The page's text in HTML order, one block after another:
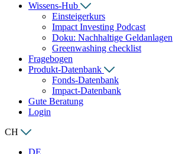
Wissens-Hub
Einsteigerkurs
Impact Investing Podcast
Doku: Nachhaltige Geldanlagen
Greenwashing checklist
Fragebogen
Produkt-Datenbank
Fonds-Datenbank
Impact-Datenbank
Gute Beratung
Login
CH